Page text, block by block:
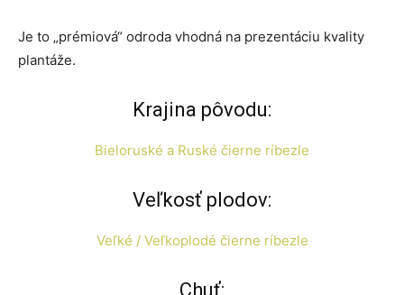
Je to „prémiová“ odroda vhodná na prezentáciu kvality
plantáže.
Krajina pôvodu:
Bieloruské a Ruské čierne ríbezle
Veľkosť plodov:
Veľké / Veľkoplodé čierne ríbezle
Chuť: